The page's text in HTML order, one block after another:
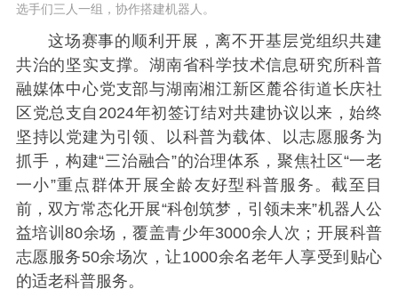
选手们三人一组，协作搭建机器人。
这场赛事的顺利开展，离不开基层党组织共建
共治的坚实支撑。湖南省科学技术信息研究所科普
融媒体中心党支部与湖南湘江新区麓谷街道长庆社
区党总支自2024年初签订结对共建协议以来，始终
坚持以党建为引领、以科普为载体、以志愿服务为
抓手，构建“三治融合”的治理体系，聚焦社区“一老
一小”重点群体开展全龄友好型科普服务。截至目
前，双方常态化开展“科创筑梦，引领未来”机器人公
益培训80余场，覆盖青少年3000余人次；开展科普
志愿服务50余场次，让1000余名老年人享受到贴心
的适老科普服务。